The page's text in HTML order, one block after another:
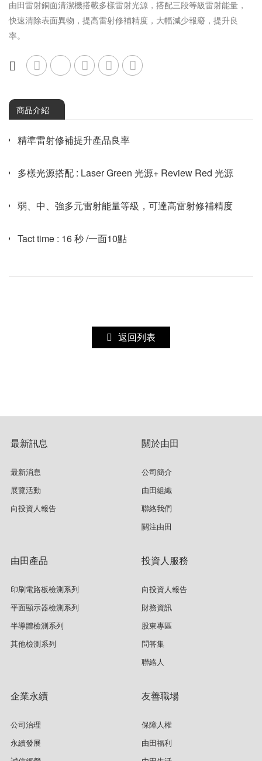
由田雷射銅面清潔機搭載多樣雷射光源，搭配三段等級雷射能量，
快速清除表面異物，提高雷射修補精度，大幅減少報廢，提升良
率。
商品介紹
精準雷射修補提升產品良率
多樣光源搭配 : Laser Green 光源+ Review Red 光源
弱、中、強多元雷射能量等級，可達高雷射修補精度
Tact time : 16 秒 /一面10點
返回列表
最新訊息
最新消息
展覽活動
向投資人報告
關於由田
公司簡介
由田組織
聯絡我們
關注由田
由田產品
印刷電路板檢測系列
平面顯示器檢測系列
半導體檢測系列
其他檢測系列
投資人服務
向投資人報告
財務資訊
股東專區
問答集
聯絡人
企業永續
公司治理
永續發展
友善職場
保障人權
由田福利